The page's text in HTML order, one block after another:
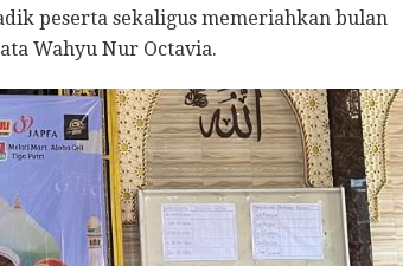
peserta sekaligus memeriahkan bulan
Wahyu Nur Octavia.